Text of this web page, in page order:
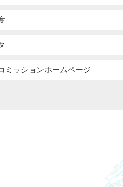
ミッションホームページ